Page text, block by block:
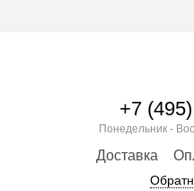
+7
Понедельник -
Доставка